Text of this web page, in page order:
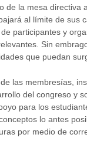
de la mesa directiva
al límite de sus
participantes y
Sin
que puedan
las membresías,
del congreso y
para los
lo antes
por medio de